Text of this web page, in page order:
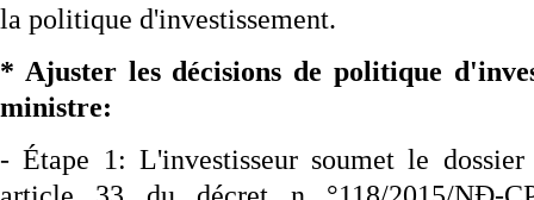
la politique d'investissement.
* Ajuster les décisions de politique
ministre:
- Étape 1: L'investisseur soumet le